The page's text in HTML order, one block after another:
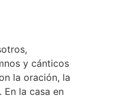
y cánticos
la oración, la
la casa en